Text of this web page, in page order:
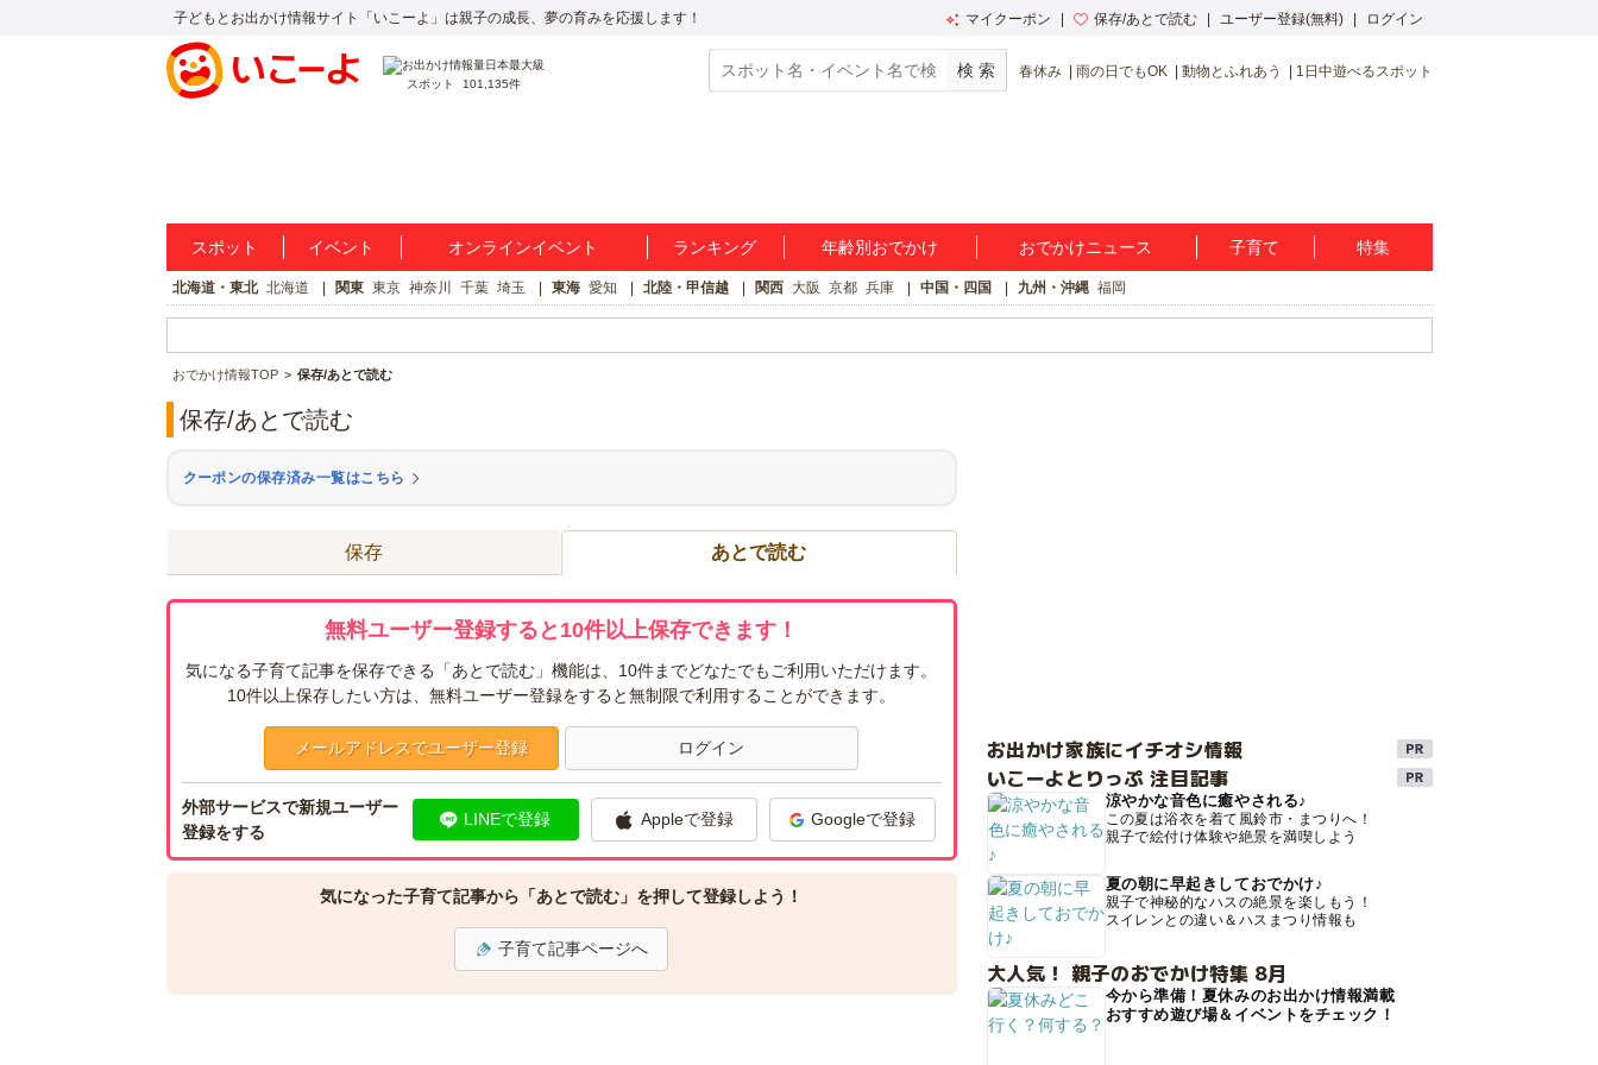
子どもとお出かけ情報サイト「いこーよ」は親子の成長、夢の育みを応援します！ マイクーポン 保存/あとで読む ユーザー登録(無料) ログイン
スポット 101,135件
春休み 雨の日でもOK 動物とふれあう 1日中遊べるスポット
スポット イベント オンラインイベント ランキング 年齢別おでかけ おでかけニュース 子育て 特集
北海道・東北 北海道 関東 東京 神奈川 千葉 埼玉 東海 愛知 北陸・甲信越 関西 大阪 京都 兵庫 中国・四国 九州・沖縄 福岡
おでかけ情報TOP 保存/あとで読む
保存/あとで読む
クーポンの保存済み一覧はこちら
保存 あとで読む
無料ユーザー登録すると10件以上保存できます！
気になる子育て記事を保存できる「あとで読む」機能は、10件までどなたでもご利用いただけます。
10件以上保存したい方は、無料ユーザー登録をすると無制限で利用することができます。
メールアドレスでユーザー登録 ログイン
外部サービスで新規ユーザー
登録をする
LINEで登録 Appleで登録 Googleで登録
気になった子育て記事から「あとで読む」を押して登録しよう！
子育て記事ページへ
お出かけ家族にイチオシ情報
いこーよとりっぷ 注目記事
涼やかな音色に癒やされる♪
この夏は浴衣を着て風鈴市・まつりへ！
親子で絵付け体験や絶景を満喫しよう
夏の朝に早起きしておでかけ♪
親子で神秘的なハスの絶景を楽しもう！
スイレンとの違い＆ハスまつり情報も
大人気！ 親子のおでかけ特集 8月
今から準備！夏休みのお出かけ情報満載
おすすめ遊び場＆イベントをチェック！